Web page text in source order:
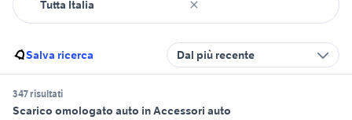
Salva ricerca Dal più recente
347 risultati
Scarico omologato auto in Accessori auto